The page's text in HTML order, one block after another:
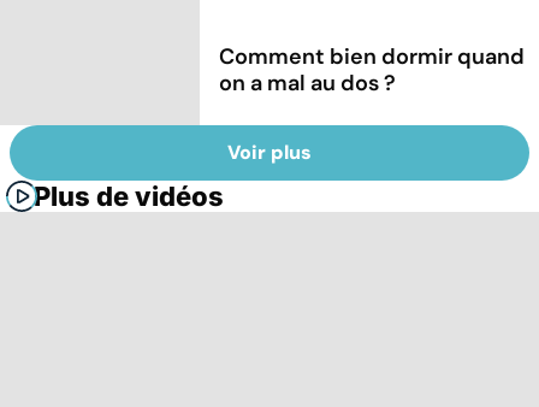
Comment bien dormir quand
on a mal au dos ?
Voir plus
Plus de vidéos